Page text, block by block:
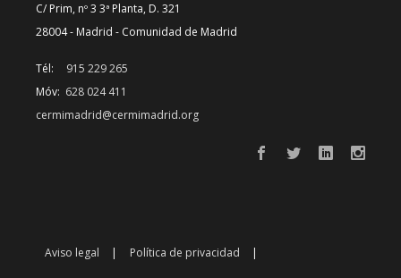
C/ Prim, nº 3 3ª Planta, D. 321
28004 - Madrid - Comunidad de Madrid
Tél:
915 229 265
Móv: 628 024 411
cermimadrid@cermimadrid.org
Aviso legal Política de privacidad